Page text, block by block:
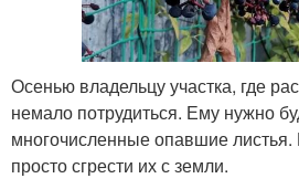
Осенью владельцу участка, где
немало потрудиться. Ему нужно
многочисленные опавшие
просто сгрести их с земли.